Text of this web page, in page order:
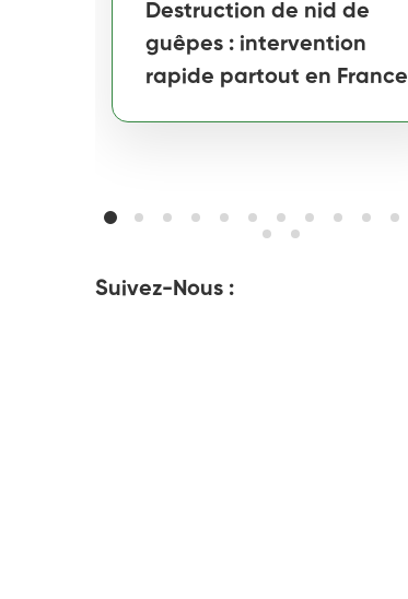
Destruction de nid de
guêpes : intervention
rapide partout en France
Suivez-Nous :